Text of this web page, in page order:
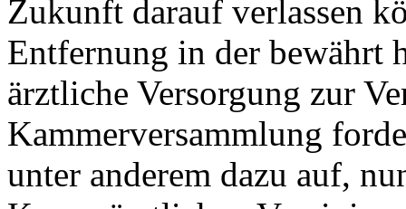
Zukunft darauf verlassen
Entfernung in der bewährt
ärztliche Versorgung zur
Kammerversammlung
unter anderem dazu auf,